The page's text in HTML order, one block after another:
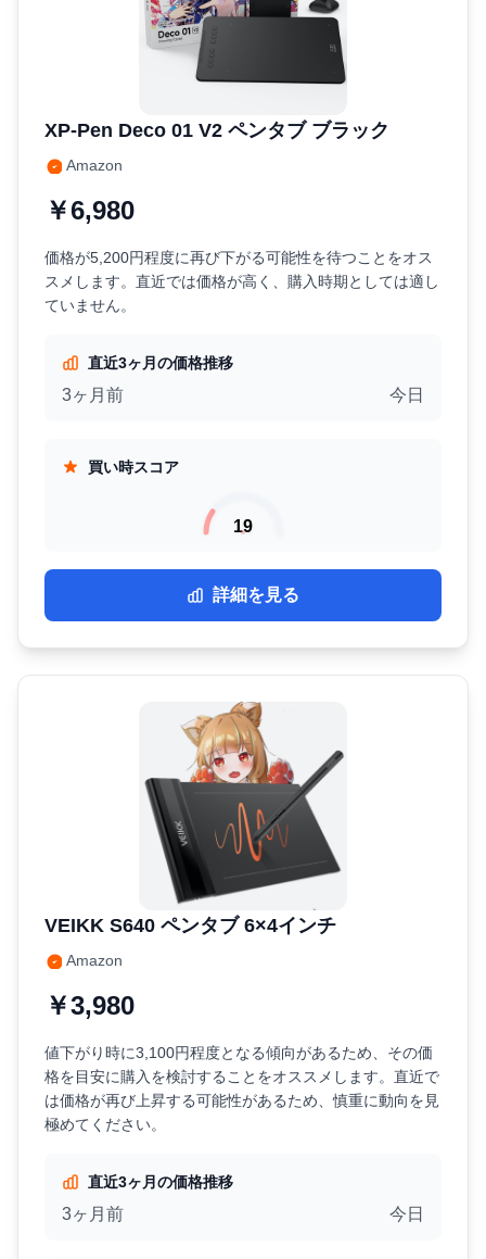
XP-Pen Deco 01 V2 ペンタブ ブラック
Amazon
￥6,980
価格が5,200円程度に再び下がる可能性を待つことをオス
スメします。直近では価格が高く、購入時期としては適し
ていません。
直近3ヶ月の価格推移
3ヶ月前 今日
買い時スコア
19
詳細を見る
VEIKK S640 ペンタブ 6×4インチ
Amazon
￥3,980
値下がり時に3,100円程度となる傾向があるため、その価
格を目安に購入を検討することをオススメします。直近で
は価格が再び上昇する可能性があるため、慎重に動向を見
極めてください。
直近3ヶ月の価格推移
3ヶ月前 今日